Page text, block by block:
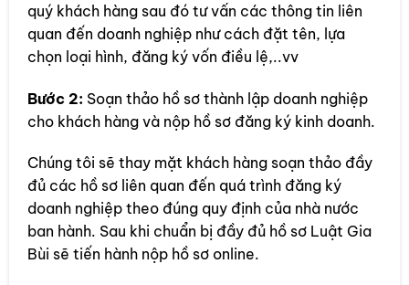
quý khách hàng sau đó tư vấn các thông tin liên
quan đến doanh nghiệp như cách đặt tên, lựa
chọn loại hình, đăng ký vốn điều lệ,..vv
Bước 2: Soạn thảo hồ sơ thành lập doanh nghiệp
cho khách hàng và nộp hồ sơ đăng ký kinh doanh.
Chúng tôi sẽ thay mặt khách hàng soạn thảo đầy
đủ các hồ sơ liên quan đến quá trình đăng ký
doanh nghiệp theo đúng quy định của nhà nước
ban hành. Sau khi chuẩn bị đầy đủ hồ sơ Luật Gia
Bùi sẽ tiến hành nộp hồ sơ online.